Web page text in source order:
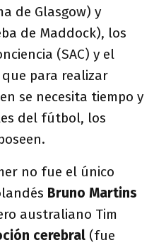
de Glasgow) y
de Maddock), los
(SAC) y el
para realizar
se necesita tiempo y
del fútbol, los
no fue el único
Bruno Martins
australiano Tim
cerebral (fue